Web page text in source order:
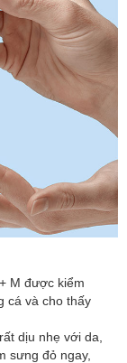
M được kiểm
cá và cho thấy
dịu nhẹ với da,
sưng đỏ ngay,